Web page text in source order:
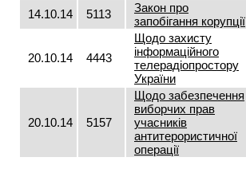
14.10.14 5113
Закон про
запобігання корупції
20.10.14 4443
Щодо захисту
інформаційного
телерадіопростору
України
20.10.14 5157
Щодо забезпечення
виборчих прав
учасників
антитерористичної
операції